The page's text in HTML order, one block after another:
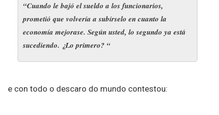
“Cuando le bajó el sueldo a los funcionarios,
prometió que volvería a subírselo en cuanto la
economía mejorase. Según usted, lo segundo ya está
sucediendo. ¿Lo primero? “
e con todo o descaro do mundo contestou: